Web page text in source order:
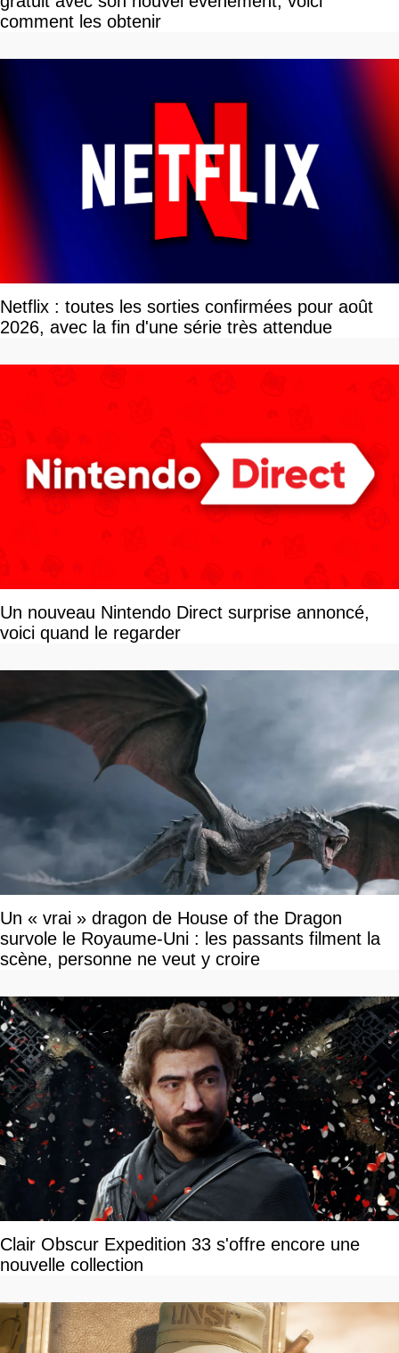
comment les obtenir
Netflix : toutes les sorties confirmées pour août
2026, avec la fin d'une série très attendue
Un nouveau Nintendo Direct surprise annoncé,
voici quand le regarder
Un « vrai » dragon de House of the Dragon
survole le Royaume-Uni : les passants filment la
scène, personne ne veut y croire
Clair Obscur Expedition 33 s'offre encore une
nouvelle collection